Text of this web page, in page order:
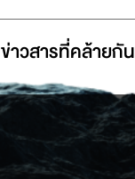
ข่าวสารที่่คล้ายกัน